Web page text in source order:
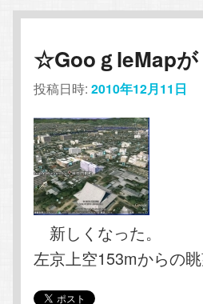
☆GooｇleMapが
投稿日時:2010年12月11日
新しくなった。
左京上空153mからの眺